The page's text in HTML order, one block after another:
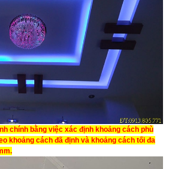
chính bằng việc xác định khoảng cách phù
khoảng cách đã định và khoảng cách tối đa